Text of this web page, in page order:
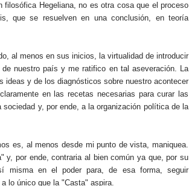
Hegeliana, no es otra cosa que el proceso
que se resuelven en una conclusión, en teoría
al menos en sus inicios, la virtualidad de introducir
nuestro país y me ratifico en tal aseveración. La
ideas y de los diagnósticos sobre nuestro acontecer
en las recetas necesarias para curar las
y, por ende, a la organización política de la
es, al menos desde mi punto de vista, maniquea.
y, por ende, contraria al bien común ya que, por su
misma en el poder para, de esa forma, seguir
lo único que la "Casta" aspira.